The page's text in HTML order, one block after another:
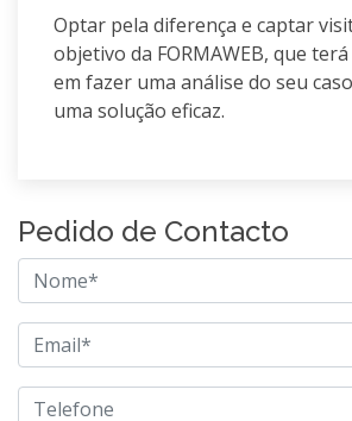
Optar pela diferença e captar
objetivo da FORMAWEB, que
em fazer uma análise do seu
uma solução eficaz.
Pedido de Contacto